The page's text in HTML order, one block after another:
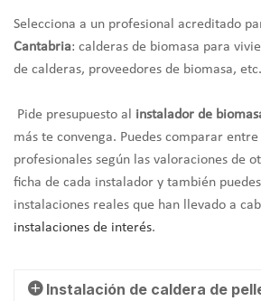
Selecciona a un profesional acreditado
Cantabria: calderas de biomasa para
de calderas, proveedores de biomasa, etc.
Pide presupuesto al instalador de
más te convenga. Puedes comparar
profesionales según las valoraciones de
ficha de cada instalador y también
instalaciones reales que han llevado a
instalaciones de interés.
Instalación de caldera de